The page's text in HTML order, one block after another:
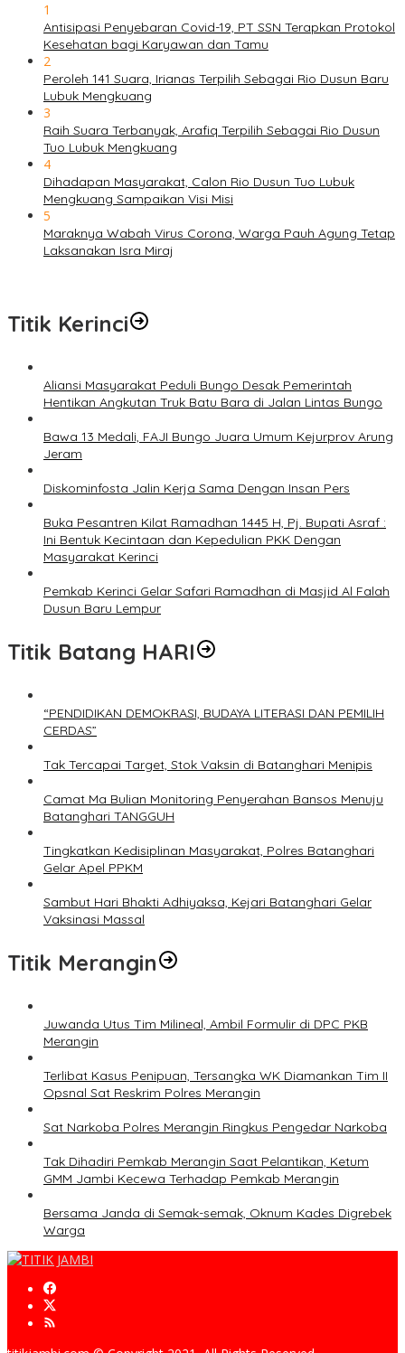
1
Antisipasi Penyebaran Covid-19, PT SSN Terapkan Protokol
Kesehatan bagi Karyawan dan Tamu
2
Peroleh 141 Suara, Irianas Terpilih Sebagai Rio Dusun Baru
Lubuk Mengkuang
3
Raih Suara Terbanyak, Arafiq Terpilih Sebagai Rio Dusun
Tuo Lubuk Mengkuang
4
Dihadapan Masyarakat, Calon Rio Dusun Tuo Lubuk
Mengkuang Sampaikan Visi Misi
5
Maraknya Wabah Virus Corona, Warga Pauh Agung Tetap
Laksanakan Isra Miraj
Titik Kerinci
Aliansi Masyarakat Peduli Bungo Desak Pemerintah
Hentikan Angkutan Truk Batu Bara di Jalan Lintas Bungo
Bawa 13 Medali, FAJI Bungo Juara Umum Kejurprov Arung
Jeram
Diskominfosta Jalin Kerja Sama Dengan Insan Pers
Buka Pesantren Kilat Ramadhan 1445 H, Pj. Bupati Asraf :
Ini Bentuk Kecintaan dan Kepedulian PKK Dengan
Masyarakat Kerinci
Pemkab Kerinci Gelar Safari Ramadhan di Masjid Al Falah
Dusun Baru Lempur
Titik Batang HARI
“PENDIDIKAN DEMOKRASI, BUDAYA LITERASI DAN PEMILIH
CERDAS”
Tak Tercapai Target, Stok Vaksin di Batanghari Menipis
Camat Ma Bulian Monitoring Penyerahan Bansos Menuju
Batanghari TANGGUH
Tingkatkan Kedisiplinan Masyarakat, Polres Batanghari
Gelar Apel PPKM
Sambut Hari Bhakti Adhiyaksa, Kejari Batanghari Gelar
Vaksinasi Massal
Titik Merangin
Juwanda Utus Tim Milineal, Ambil Formulir di DPC PKB
Merangin
Terlibat Kasus Penipuan, Tersangka WK Diamankan Tim II
Opsnal Sat Reskrim Polres Merangin
Sat Narkoba Polres Merangin Ringkus Pengedar Narkoba
Tak Dihadiri Pemkab Merangin Saat Pelantikan, Ketum
GMM Jambi Kecewa Terhadap Pemkab Merangin
Bersama Janda di Semak-semak, Oknum Kades Digrebek
Warga